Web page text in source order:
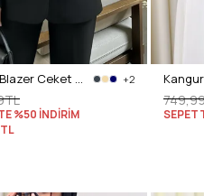
Scuba Blazer Ceket 2272 - SİYAH +2
%50 İNDİRİM